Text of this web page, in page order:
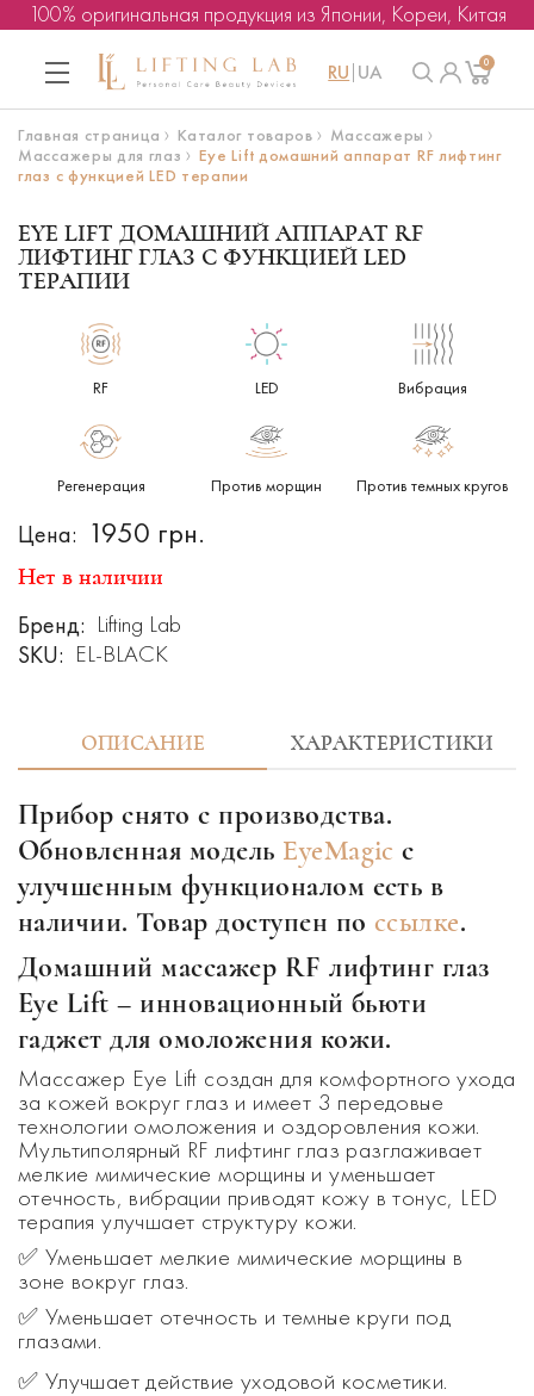
100% оригинальная продукция из Японии, Кореи, Китая
RU UA 0
Главная страница Каталог товаров
Массажеры
Массажеры для глаз
Eye Lift домашний аппарат RF лифтинг
глаз с функцией LED терапии
EYE LIFT ДОМАШНИЙ АППАРАТ RF
ЛИФТИНГ ГЛАЗ С ФУНКЦИЕЙ LED
ТЕРАПИИ
RF LED Вибрация
Регенерация Против морщин Против темных кругов
Цена: 1950 грн.
Нет в наличии
Бренд: Lifting Lab
SKU: EL-BLACK
ОПИСАНИЕ ХАРАКТЕРИСТИКИ
Прибор снято с производства.
Обновленная модель EyeMagic с
улучшенным функционалом есть в
наличии. Товар доступен по ссылке.
Домашний массажер RF лифтинг глаз
Eye Lift – инновационный бьюти
гаджет для омоложения кожи.
Массажер Eye Lift создан для комфортного ухода
за кожей вокруг глаз и имеет 3 передовые
технологии омоложения и оздоровления кожи.
Мультиполярный RF лифтинг глаз разглаживает
мелкие мимические морщины и уменьшает
отечность, вибрации приводят кожу в тонус, LED
терапия улучшает структуру кожи.
✅ Уменьшает мелкие мимические морщины в
зоне вокруг глаз.
✅ Уменьшает отечность и темные круги под
глазами.
✅ Улучшает действие уходовой косметики.